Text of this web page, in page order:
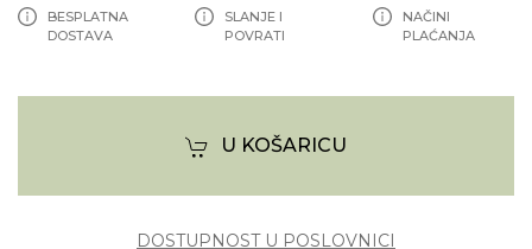
BESPLATNA
DOSTAVA
SLANJE I
POVRATI
NAČINI
PLAĆANJA
U KOŠARICU
DOSTUPNOST U POSLOVNICI